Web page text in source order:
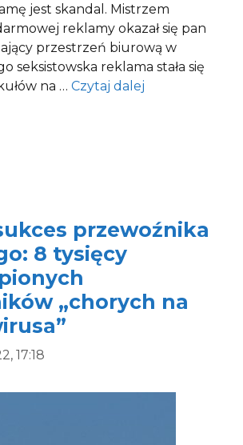
jest skandal. Mistrzem
reklamy okazał się pan
przestrzeń biurową w
seksistowska reklama stała się
na … Czytaj dalej
przewoźnika
8 tysięcy
„chorych na
17:18